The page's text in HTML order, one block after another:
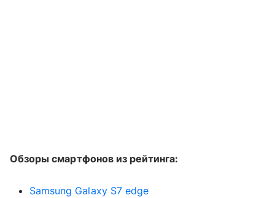
Обзоры смартфонов из рейтинга:
Samsung Galaxy S7 edge